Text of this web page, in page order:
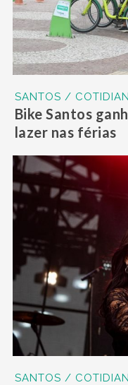
SANTOS /
Bike Santos
lazer nas férias
SANTOS /